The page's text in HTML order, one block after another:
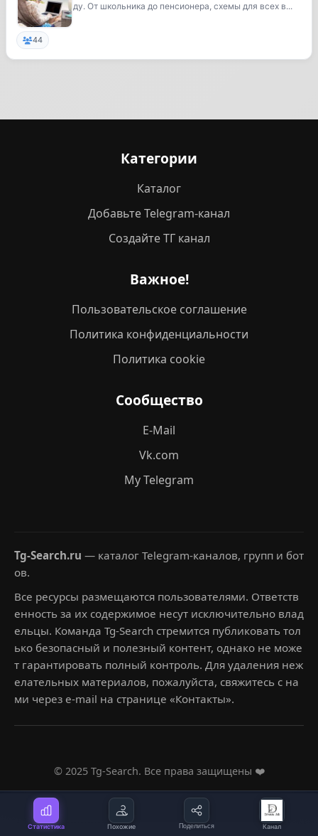
ду. От школьника до пенсионера, схемы для всех в...
44
Статистика Похожие Поделиться Канал
Категории
Каталог
Добавьте Telegram-канал
Создайте ТГ канал
Важное!
Пользовательское соглашение
Политика конфиденциальности
Политика cookie
Сообщество
E-Mail
Vk.com
My Telegram
Tg-Search.ru — каталог Telegram-каналов, групп и бот
ов.
Все ресурсы размещаются пользователями. Ответств
енность за их содержимое несут исключительно влад
ельцы. Команда Tg-Search стремится публиковать тол
ько безопасный и полезный контент, однако не може
т гарантировать полный контроль. Для удаления неж
елательных материалов, пожалуйста, свяжитесь с на
ми через e-mail на странице «Контакты».
© 2025 Tg-Search. Все права защищены ❤️